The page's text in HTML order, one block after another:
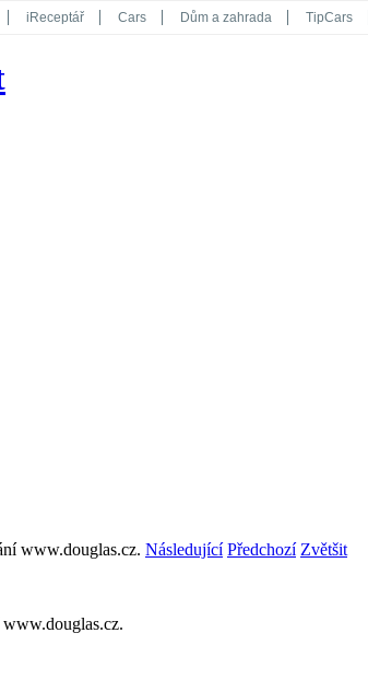
iReceptář Cars Dům a zahrada TipCars
Následující Předchozí Zvětšit